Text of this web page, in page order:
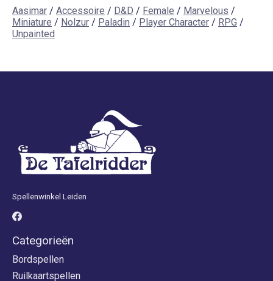
Aasimar / Accessoire / D&D / Female / Marvelous /
Miniature / Nolzur / Paladin / Player Character / RPG /
Unpainted
Spellenwinkel Leiden
Categorieën
Bordspellen
Ruilkaartspellen